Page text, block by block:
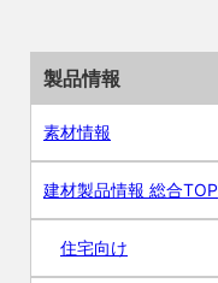
製品情報
素材情報
建材製品情報 総合TOP
住宅向け